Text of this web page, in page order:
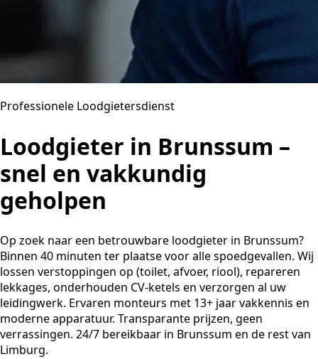
Professionele Loodgietersdienst
Loodgieter in Brunssum –
snel en vakkundig
geholpen
Op zoek naar een betrouwbare loodgieter in Brunssum?
Binnen 40 minuten ter plaatse voor alle spoedgevallen. Wij
lossen verstoppingen op (toilet, afvoer, riool), repareren
lekkages, onderhouden CV-ketels en verzorgen al uw
leidingwerk. Ervaren monteurs met 13+ jaar vakkennis en
moderne apparatuur. Transparante prijzen, geen
verrassingen. 24/7 bereikbaar in Brunssum en de rest van
Limburg.